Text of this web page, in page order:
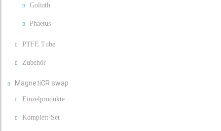
Goliath
Phaetus
PTFE Tube
Zubehör
MagnetiCR swap
Einzelprodukte
Komplett-Set